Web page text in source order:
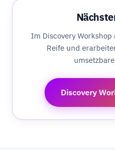
Im Discovery
Reife und
Discovery